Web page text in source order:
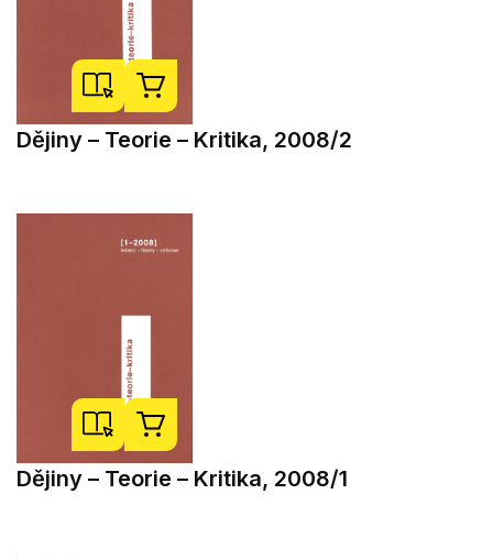
Dějiny – Teorie – Kritika, 2008/2
Dějiny – Teorie – Kritika, 2008/1